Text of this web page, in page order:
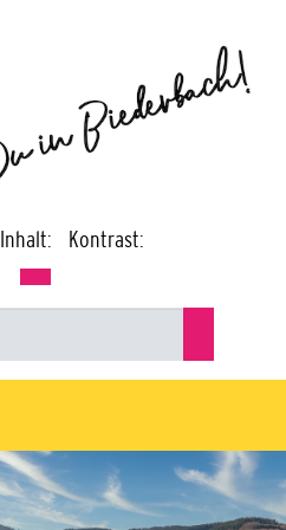
Inhalt: Kontrast: